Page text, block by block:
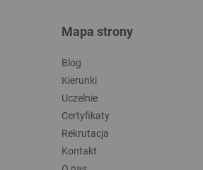
Mapa strony
Blog
Kierunki
Uczelnie
Certyfikaty
Rekrutacja
Kontakt